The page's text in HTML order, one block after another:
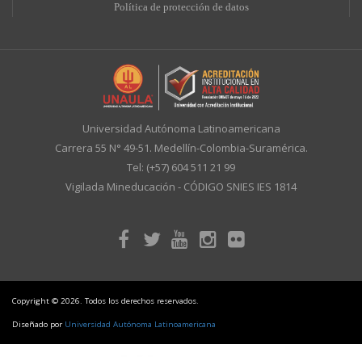
Política de protección de datos
Universidad Autónoma Latinoamericana
Carrera 55 N° 49-51. Medellín-Colombia-Suramérica.
Tel: (+57) 604 511 21 99
Vigilada Mineducación - CÓDIGO SNIES IES 1814
Copyright © 2026. Todos los derechos reservados.
Diseñado por Universidad Autónoma Latinoamericana